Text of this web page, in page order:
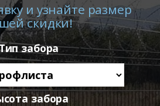
и узнайте размер
скидки!
забора
забора